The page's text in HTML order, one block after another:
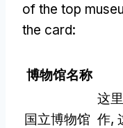
of the top
the card:
博物馆名称
国立博物馆
这
作,